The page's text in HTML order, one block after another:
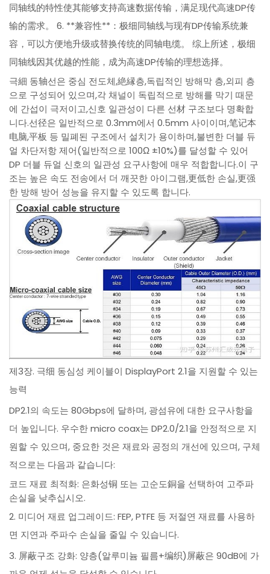
同轴线的特性使其能够支持高速数据传输，满足现代高速DP传
输的需求。 6. **兼容性**：极细同轴线与现有DP传输系统兼
容，可以方便地升级或替换传统的同轴电缆。 综上所述，极细
同轴线因其优越的性能，成为高速DP传输的理想选择。
극細 동轴선은 중심 전도체,絶縁층,독립적인 방해막 층,외피 층
으로 구성되어 있으며,각 채널이 독립적으로 방해를 막기 때문
에 간섭이 극저이고,신호 일관성이 다른 선材 구조보다 명확합
니다.선径은 일반적으로 0.3mm에서 0.5mm 사이이며,笔记本
电脑,平板 등 밀폐된 구조에서 설치가 용이하며,불변한 더블 듀
얼 차단저항 제어(일반적으로 100Ω ±10%)를 달성할 수 있어
DP 더블 듀얼 신호의 일관성 요구사항에 매우 적합합니다.이 구
조는 높은 속도 전송에서 더 깨끗한 아이그램,更低한 손실,更强
한 방해 방어 성능을 유지할 수 있도록 합니다.
제3장. 극细 동심성 케이블이 DisplayPort 2.1을 지원할 수 있는
능력
DP2.1의 속도는 80Gbps에 달하며, 광섬유에 대한 요구사항을
더 높입니다. 우수한 micro coax는 DP2.0/2.1을 안정적으로 지
원할 수 있으며, 중요한 것은 재료와 공정의 개선에 있으며, 구체
적으로는 다음과 같습니다:
코드 재료 최적화: 은화성铜 또는 고순도銅을 선택하여 고주파
손실을 낮추십시오.
2. 미디어 재료 업그레이드: FEP, PTFE 등 저절연 재료를 사용하
면 지연과 주파수 손실을 줄일 수 있습니다.
3. 屏蔽구조 강화: 양층(알루미늄 필름+编织)屏蔽은 90dB에 가